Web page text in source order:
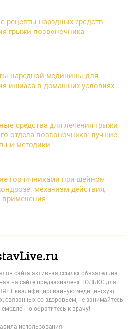
рецепты народных средств
грыжи позвоночника
народной медицины для
ишиаса в домашних условиях
средства для лечения грыжи
отдела позвоночника: лучшие
и методики
горчичниками при шейном
механизм действия,
сайта активная ссылка обязательна.
на сайте предназначена ТОЛЬКО для
квалифицированную медицинскую
со здоровьем, не занимайтесь
обратитесь к врачу!
использования